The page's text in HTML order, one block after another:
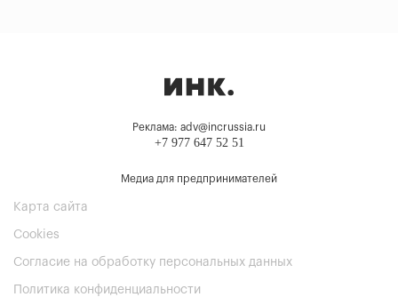
Реклама: adv@incrussia.ru
+7 977 647 52 51
Медиа для предпринимателей
Карта сайта
Cookies
Согласие на обработку персональных данных
Политика конфиденциальности